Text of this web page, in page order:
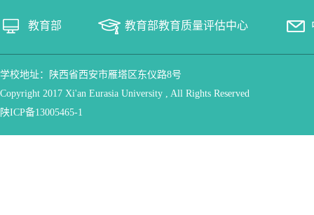
教育部 教育部教育质量评估中心
学校地址：陕西省西安市雁塔区东仪路8号
Copyright 2017 Xi'an Eurasia University , All Rights Reserved
陕ICP备13005465-1